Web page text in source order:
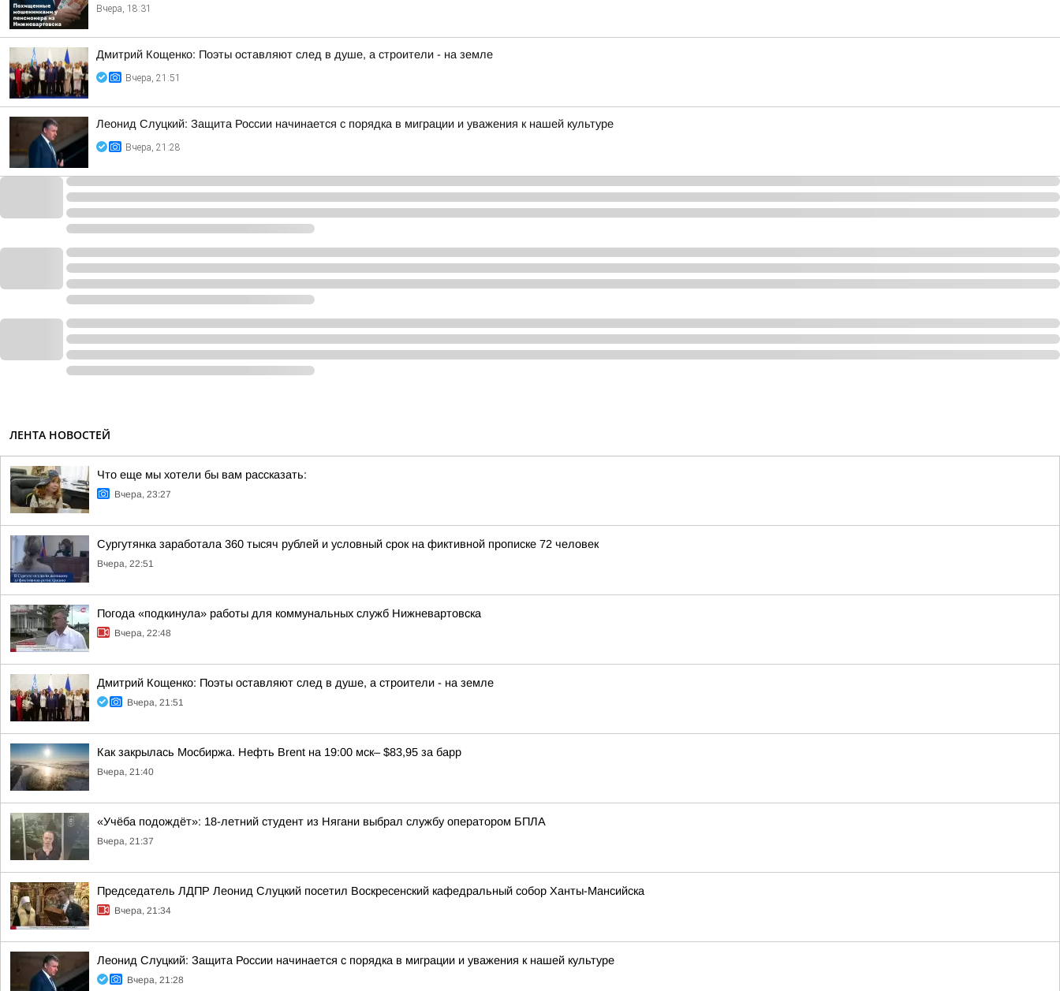
Вчера, 18:31
Дмитрий Кощенко: Поэты оставляют след в душе, а строители - на земле
Вчера, 21:51
Леонид Слуцкий: Защита России начинается с порядка в миграции и уважения к нашей культуре
Вчера, 21:28
ЛЕНТА НОВОСТЕЙ
Что еще мы хотели бы вам рассказать:
Вчера, 23:27
Сургутянка заработала 360 тысяч рублей и условный срок на фиктивной прописке 72 человек
Вчера, 22:51
Погода «подкинула» работы для коммунальных служб Нижневартовска
Вчера, 22:48
Дмитрий Кощенко: Поэты оставляют след в душе, а строители - на земле
Вчера, 21:51
Как закрылась Мосбиржа. Нефть Brent на 19:00 мск– $83,95 за барр
Вчера, 21:40
«Учёба подождёт»: 18-летний студент из Нягани выбрал службу оператором БПЛА
Вчера, 21:37
Председатель ЛДПР Леонид Слуцкий посетил Воскресенский кафедральный собор Ханты-Мансийска
Вчера, 21:34
Леонид Слуцкий: Защита России начинается с порядка в миграции и уважения к нашей культуре
Вчера, 21:28